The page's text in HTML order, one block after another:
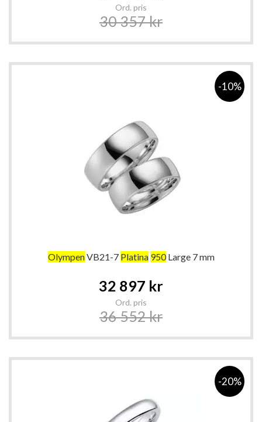
Ord. pris
30 357 kr
-10%
OlympenVB21-7 Platina 950Large 7 mm
32 897 kr
Ord. pris
36 552 kr
-20%